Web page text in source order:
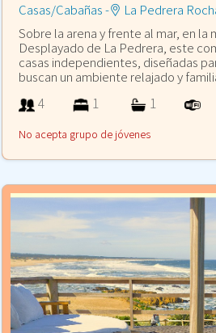
Casas/Cabañas -
La Pedrera
Sobre la arena y frente al mar, en la
Desplayado de La Pedrera, este
casas independientes, diseñadas
buscan un ambiente relajado y
4 1 1
No acepta grupo de jóvenes